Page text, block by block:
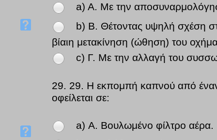
a) Α. Με την
b) Β. Θέτοντας υψηλή σχέση
βίαιη μετακίνηση (ώθηση) του
c) Γ. Με την αλλαγή του
29. 29. Η εκπομπή καπνού από έναν
οφείλεται σε:
a) Α. Βουλωμένο φίλτρο αέρα.